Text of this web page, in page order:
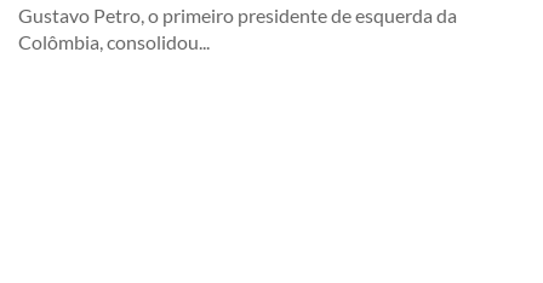
Gustavo Petro, o primeiro presidente de esquerda da
Colômbia, consolidou...